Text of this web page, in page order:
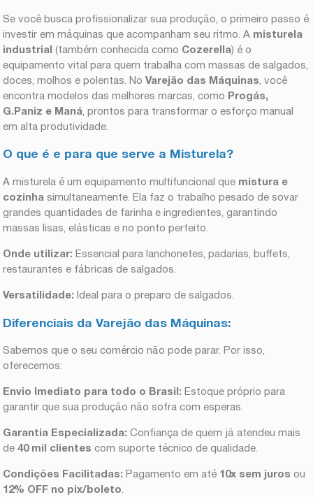
Se você busca profissionalizar sua produção, o primeiro passo é
investir em máquinas que acompanham seu ritmo. A misturela
industrial (também conhecida como Cozerella) é o
equipamento vital para quem trabalha com massas de salgados,
doces, molhos e polentas. NoVarejão das Máquinas, você
encontra modelos das melhores marcas, como Progás,
G.Paniz e Maná, prontos para transformar o esforço manual
em alta produtividade.
O que é e para que serve a Misturela?
A misturela é um equipamento multifuncional que mistura e
cozinha simultaneamente. Ela faz o trabalho pesado de sovar
grandes quantidades de farinha e ingredientes, garantindo
massas lisas, elásticas e no ponto perfeito.
Onde utilizar: Essencial para lanchonetes, padarias, buffets,
restaurantes e fábricas de salgados.
Versatilidade: Ideal para o preparo de salgados.
Diferenciais da Varejão das Máquinas:
Sabemos que o seu comércio não pode parar. Por isso,
oferecemos:
Envio Imediato para todo o Brasil: Estoque próprio para
garantir que sua produção não sofra com esperas.
Garantia Especializada: Confiança de quem já atendeu mais
de40 mil clientes com suporte técnico de qualidade.
Condições Facilitadas: Pagamento em até 10x sem juros ou
12% OFF no pix/boleto.